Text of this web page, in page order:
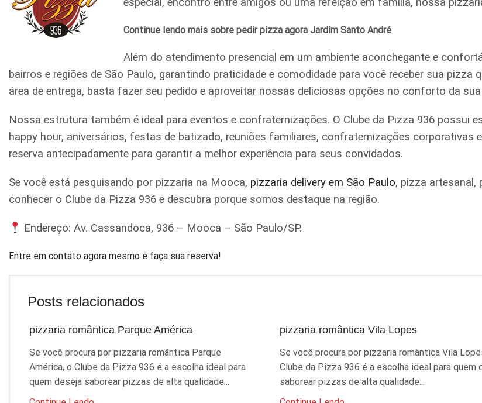
Continue lendo mais sobre pedir pizza agora Jardim Santo André
Além do atendimento presencial em um ambiente aconchegante e
bairros e regiões de São Paulo, garantindo praticidade e comodidade para você receber sua
área de entrega, basta fazer seu pedido e aproveitar nossas deliciosas opções no conforto da sua
Nossa estrutura também é ideal para eventos e confraternizações. O Clube da Pizza 936 possui
happy hour, aniversários, festas de batizado, reuniões familiares, confraternizações corporativas
reserva antecipadamente para garantir a melhor experiência para seus convidados.
Se você está pesquisando por pizzaria na Mooca, pizzaria delivery em São Paulo, pizza artesanal,
conhecer o Clube da Pizza 936 e descubra porque somos destaque na região.
Endereço: Av. Cassandoca, 936 – Mooca – São Paulo/SP.
Entre em contato agora mesmo e faça sua reserva!
Posts relacionados
pizzaria romântica Parque América
Se você procura por pizzaria romântica Parque
América, o Clube da Pizza 936 é a escolha ideal para
quem deseja saborear pizzas de alta qualidade...
pizzaria romântica Vila Lopes
Se você procura por pizzaria romântica Vila
Clube da Pizza 936 é a escolha ideal para quem
saborear pizzas de alta qualidade...